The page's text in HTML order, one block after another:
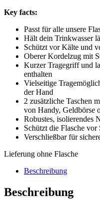
Key facts:
Passt für alle unsere
Hält dein Trinkwasser
Schützt vor Kälte und
Oberer Kordelzug mit
Kurzer Tragegriff und
enthalten
Vielseitige
der Hand
2 zusätzliche Taschen
von Handy, Geldbörse
Robustes, isolierendes
Schützt die Flasche
Verschließbar für
Lieferung ohne Flasche
Beschreibung
Beschreibung